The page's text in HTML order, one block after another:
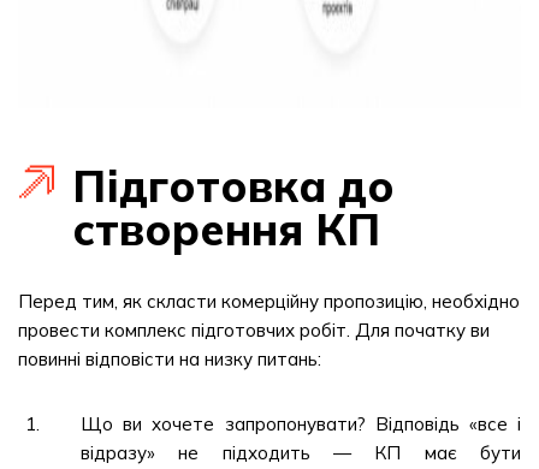
Підготовка до
створення КП
Перед тим, як скласти комерційну пропозицію, необхідно
провести комплекс підготовчих робіт. Для початку ви
повинні відповісти на низку питань:
Що ви хочете запропонувати? Відповідь «все і
відразу» не підходить — КП має бути